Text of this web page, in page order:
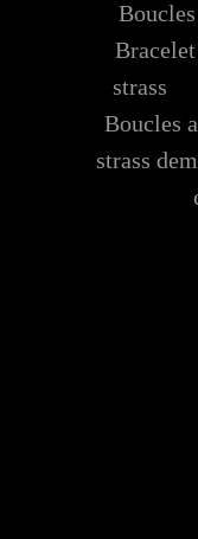
strass
Boucles
strass